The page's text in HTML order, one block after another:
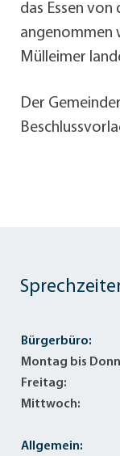
das Essen von
angenommen
Mülleimer
Der
Bürgerbüro:
Montag bis
Freitag:
Mittwoch:
Allgemein: